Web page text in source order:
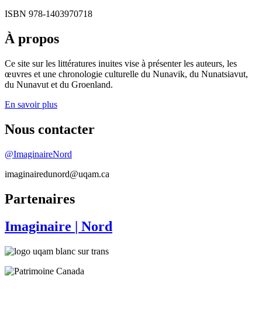
ISBN 978-1403970718
À propos
Ce site sur les littératures inuites vise à présenter les auteurs, les
œuvres et une chronologie culturelle du Nunavik, du Nunatsiavut,
du Nunavut et du Groenland.
En savoir plus
Nous contacter
@ImaginaireNord
imaginairedunord@uqam.ca
Partenaires
Imaginaire | Nord